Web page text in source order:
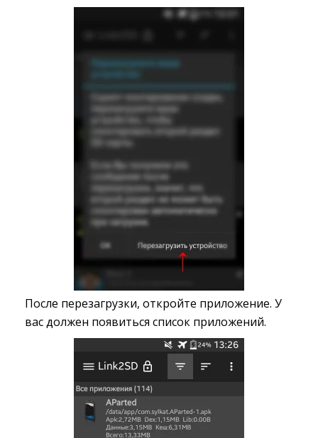
После перезагрузки, откройте приложение. У
вас должен появиться список приложений.